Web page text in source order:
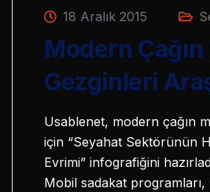
18 Aralık 2015
Modern
Gezginleri
Usablenet, modern çağın
için “Seyahat Sektörünün
Evrimi” infografiğini
Mobil sadakat